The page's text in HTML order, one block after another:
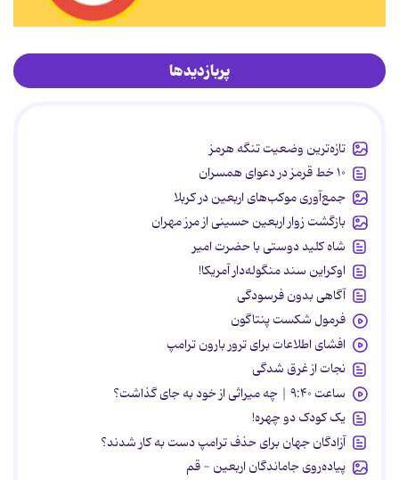
پربازدیدها
تازه‌ترین وضعیت تنگه هرمز
۱۰ خط قرمز در دعوای همسران
جمع‌آوری موکب‌های اربعین در کربلا
بازگشت زوار اربعین حسینی از مرز مهران
شاه کلید دوستی با حضرت امیر
اوکراین سند منگوله‌دار آمریکا!
آگاهی بدون فرسودگی
فرمول شکست پنتاگون
افشای اطلاعات برای ترور بارون ترامپ
نجات از غرق شدگی
ساعت ۹:۴۰ | چه میراثی از خود به جای گذاشت؟
یک کودک دو چهره!
آزادگان جهان برای حذف ترامپ دست به کار شدند؟
پیاده‌روی جاماندگان اربعین - قم